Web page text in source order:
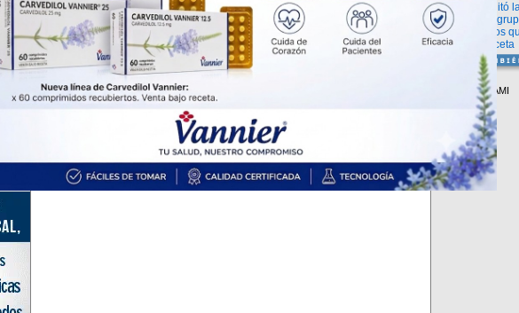
ANMAT habilitó
libre de diez
medicamentos
requerían receta
Vademécum
Descuentos PAMI